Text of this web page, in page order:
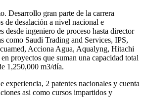
Desarrollo gran parte de la carrera
de desalación a nivel nacional e
desde ingeniero de proceso hasta director
como Saudi Trading and Services, IPS,
Acciona Agua, Aqualyng, Hitachi
proyectos que suman una capacidad total
1,250,000 m3/día.
experiencia, 2 patentes nacionales y cuenta
asi como cursos impartidos y